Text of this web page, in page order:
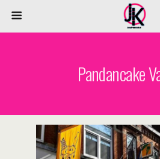
Pandancake